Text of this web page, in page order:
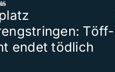
Töff-
endet tödlich